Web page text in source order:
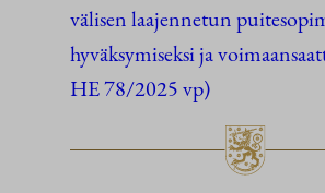
välisen laajennetun
hyväksymiseksi ja
HE 78/2025 vp)